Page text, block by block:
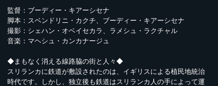
監督：ブーディー・キアーシセナ
脚本：スベンドリニ・カクチ、ブーディー・キアーシセナ
撮影：シェハン・オベイセカラ、ラメシュ・ラクチャル
音楽：マヘシュ・カンカナージュ
◆まもなく消える線路脇の街と人々◆
スリランカに鉄道が敷設されたのは、イギリスによる植民地統治
時代です。しかし、独立後も鉄道はスリランカ人の手によって運